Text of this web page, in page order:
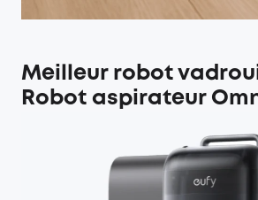
Meilleur robot
Robot aspirateur